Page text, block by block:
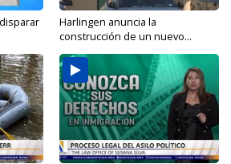
Harlingen anuncia la
construcción de un nuevo...